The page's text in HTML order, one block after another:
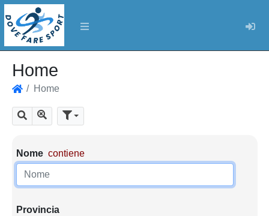
Home
Home
Cerca Mostra tutti i risultati
Parametri di ricerca
Nome contiene
Provincia